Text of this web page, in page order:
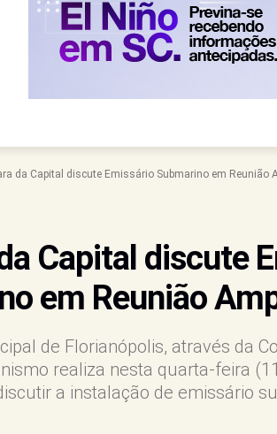
da Capital discute Emissário Submarino em Reunião
Capital discute
em Reunião
de Florianópolis, através da
realiza nesta quarta-feira
a instalação de emissário